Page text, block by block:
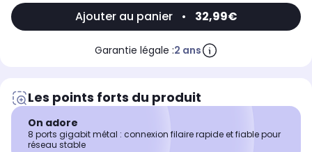
Ajouter au panier • 32,99€
Garantie légale :2 ans
Les points forts du produit
On adore
8 ports gigabit métal : connexion filaire rapide et fiable pour
réseau stable